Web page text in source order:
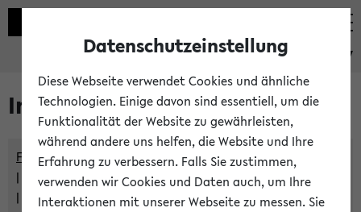
eKVV
Im eKVV verwaltete Räume
Freie Räume und Veranstaltungsüberschneidungen
Raumüberschneidungen
Hinweise der zentralen Raumvergabe
Datenschutzeinstellung
Diese Webseite verwendet Cookies und ähnliche
Technologien. Einige davon sind essentiell, um die
Funktionalität der Website zu gewährleisten,
während andere uns helfen, die Website und Ihre
Erfahrung zu verbessern. Falls Sie zustimmen,
verwenden wir Cookies und Daten auch, um Ihre
Interaktionen mit unserer Webseite zu messen. Sie